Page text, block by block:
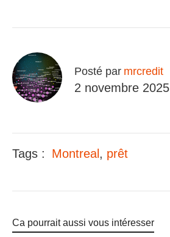
Posté par mrcredit
2 novembre 2025
Tags : Montreal , prêt
Ca pourrait aussi vous intéresser